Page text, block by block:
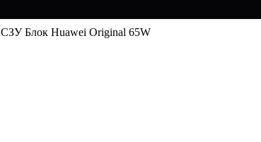
СЗУ Блок Huawei Original 65W